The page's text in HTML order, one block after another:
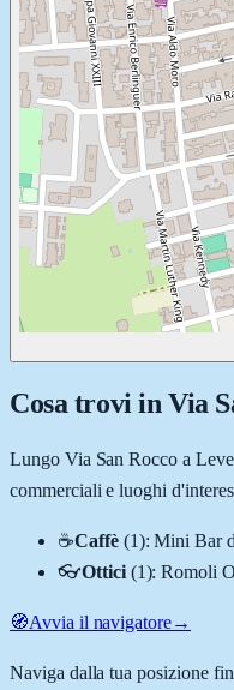
Cosa trovi in Via
Lungo Via San Rocco a
commerciali e luoghi
☕Caffè (1):Mini Bar
👓Ottici (1):Romoli
🧭Avvia il navigatore→
Naviga dalla tua posizione